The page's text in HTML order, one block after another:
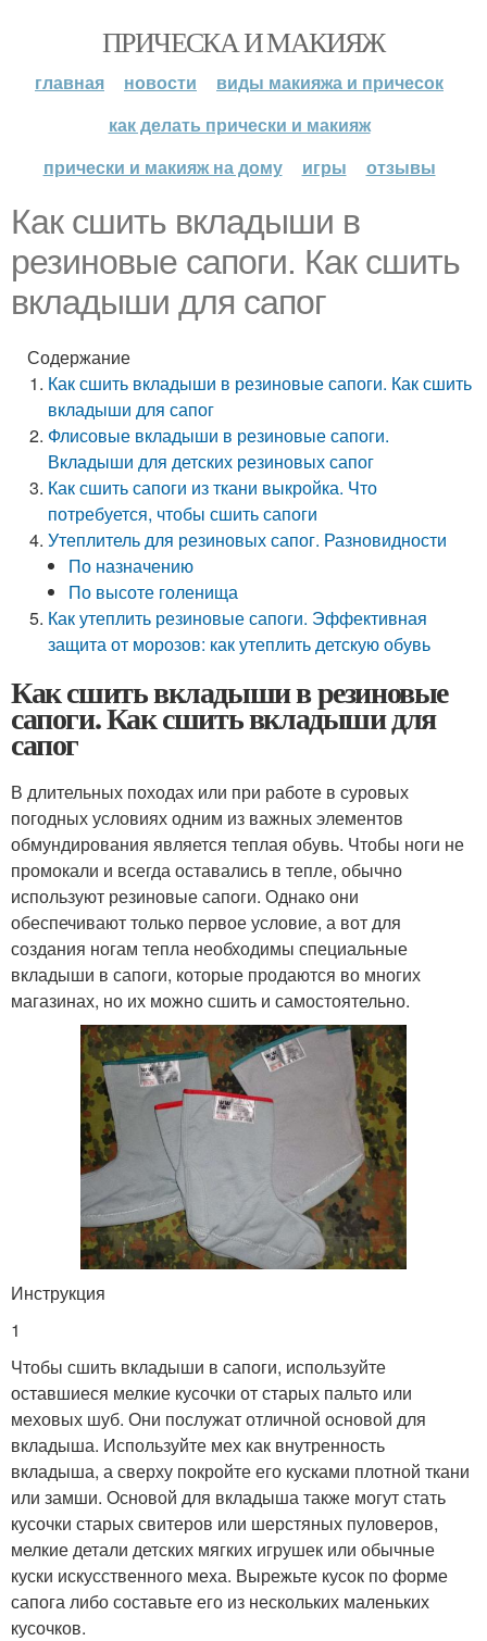
ПРИЧЕСКА И МАКИЯЖ
главная новости
виды макияжа и причесок
как делать прически и макияж
прически и макияж на дому
игры отзывы
Как сшить вкладыши в
резиновые сапоги. Как сшить
вкладыши для сапог
Содержание
Как сшить вкладыши в резиновые сапоги. Как сшить
вкладыши для сапог
Флисовые вкладыши в резиновые сапоги.
Вкладыши для детских резиновых сапог
Как сшить сапоги из ткани выкройка. Что
потребуется, чтобы сшить сапоги
Утеплитель для резиновых сапог. Разновидности
По назначению
По высоте голенища
Как утеплить резиновые сапоги. Эффективная
защита от морозов: как утеплить детскую обувь
Как сшить вкладыши в резиновые
сапоги. Как сшить вкладыши для
сапог
В длительных походах или при работе в суровых
погодных условиях одним из важных элементов
обмундирования является теплая обувь. Чтобы ноги не
промокали и всегда оставались в тепле, обычно
используют резиновые сапоги. Однако они
обеспечивают только первое условие, а вот для
создания ногам тепла необходимы специальные
вкладыши в сапоги, которые продаются во многих
магазинах, но их можно сшить и самостоятельно.
Инструкция
1
Чтобы сшить вкладыши в сапоги, используйте
оставшиеся мелкие кусочки от старых пальто или
меховых шуб. Они послужат отличной основой для
вкладыша. Используйте мех как внутренность
вкладыша, а сверху покройте его кусками плотной ткани
или замши. Основой для вкладыша также могут стать
кусочки старых свитеров или шерстяных пуловеров,
мелкие детали детских мягких игрушек или обычные
куски искусственного меха. Вырежьте кусок по форме
сапога либо составьте его из нескольких маленьких
кусочков.